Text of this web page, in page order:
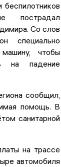
беспилотников
пострадал
Со слов
специально
чтобы
на падение
сообщил,
помощь. В
санитарной
на трассе
автомобиля